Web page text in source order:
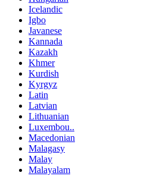
Icelandic
Igbo
Javanese
Kannada
Kazakh
Khmer
Kurdish
Kyrgyz
Latin
Latvian
Lithuanian
Luxembou..
Macedonian
Malagasy
Malay
Malayalam